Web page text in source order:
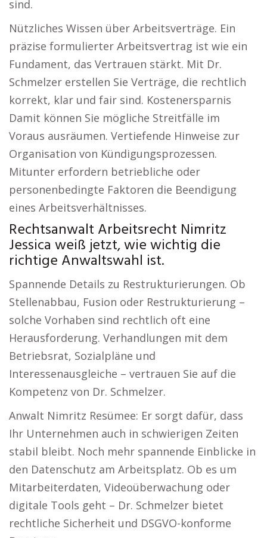
sind.
Nützliches Wissen über Arbeitsverträge. Ein
präzise formulierter Arbeitsvertrag ist wie ein
Fundament, das Vertrauen stärkt. Mit Dr.
Schmelzer erstellen Sie Verträge, die rechtlich
korrekt, klar und fair sind. Kostenersparnis
Damit können Sie mögliche Streitfälle im
Voraus ausräumen. Vertiefende Hinweise zur
Organisation von Kündigungsprozessen.
Mitunter erfordern betriebliche oder
personenbedingte Faktoren die Beendigung
eines Arbeitsverhältnisses.
Rechtsanwalt Arbeitsrecht Nimritz
Jessica weiß jetzt, wie wichtig die
richtige Anwaltswahl ist.
Spannende Details zu Restrukturierungen. Ob
Stellenabbau, Fusion oder Restrukturierung –
solche Vorhaben sind rechtlich oft eine
Herausforderung. Verhandlungen mit dem
Betriebsrat, Sozialpläne und
Interessenausgleiche – vertrauen Sie auf die
Kompetenz von Dr. Schmelzer.
Anwalt Nimritz Resümee: Er sorgt dafür, dass
Ihr Unternehmen auch in schwierigen Zeiten
stabil bleibt. Noch mehr spannende Einblicke in
den Datenschutz am Arbeitsplatz. Ob es um
Mitarbeiterdaten, Videoüberwachung oder
digitale Tools geht – Dr. Schmelzer bietet
rechtliche Sicherheit und DSGVO-konforme